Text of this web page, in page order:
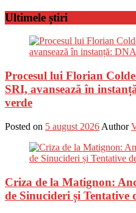
Ultimele știri
Procesul lui Florian
SRI, avansează în
verde
Posted on 5 august 2026 Author
Criza de la Matignon:
de Sinucideri și Tentative